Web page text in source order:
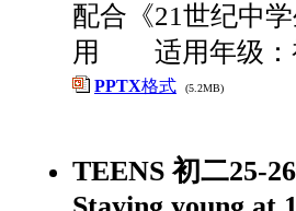
配合《21世纪中
用 适用年级：
PPTX格式 (5.2MB)
TEENS 初二25-